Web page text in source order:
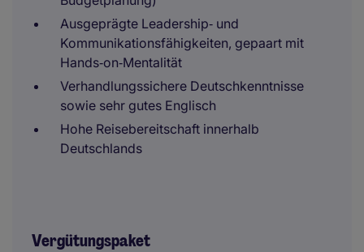
Ausgeprägte Leadership‑ und
Kommunikationsfähigkeiten, gepaart mit
Hands‑on‑Mentalität
Verhandlungssichere Deutschkenntnisse
sowie sehr gutes Englisch
Hohe Reisebereitschaft innerhalb
Deutschlands
Vergütungspaket